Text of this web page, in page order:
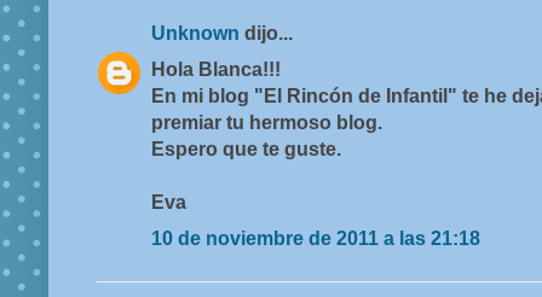
Unknown dijo...
Hola Blanca!!!
En mi blog "El Rincón de Infantil" te he
premiar tu hermoso blog.
Espero que te guste.
Eva
10 de noviembre de 2011 a las 21:18